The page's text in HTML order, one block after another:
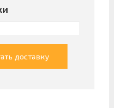
доставку